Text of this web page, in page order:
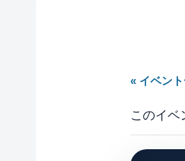
« イベン
このイベ